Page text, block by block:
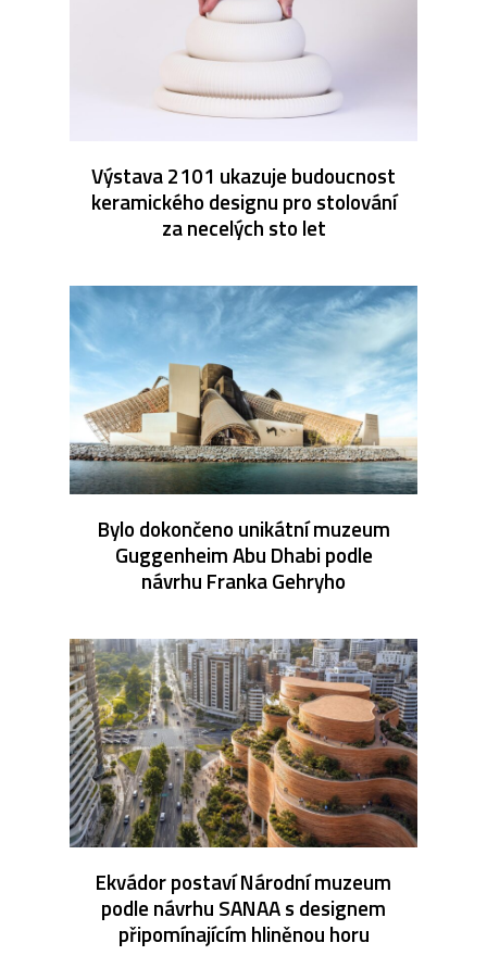
Výstava 2101 ukazuje budoucnost
keramického designu pro stolování
za necelých sto let
Bylo dokončeno unikátní muzeum
Guggenheim Abu Dhabi podle
návrhu Franka Gehryho
Ekvádor postaví Národní muzeum
podle návrhu SANAA s designem
připomínajícím hliněnou horu